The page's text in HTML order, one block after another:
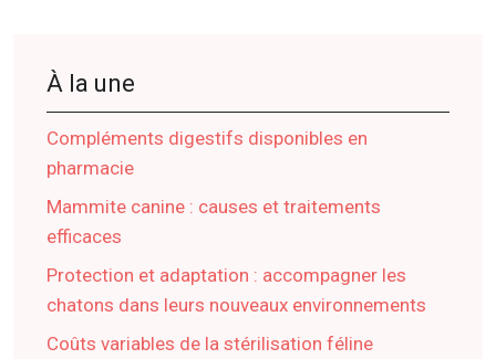
À la une
Compléments digestifs disponibles en
pharmacie
Mammite canine : causes et traitements
efficaces
Protection et adaptation : accompagner les
chatons dans leurs nouveaux environnements
Coûts variables de la stérilisation féline